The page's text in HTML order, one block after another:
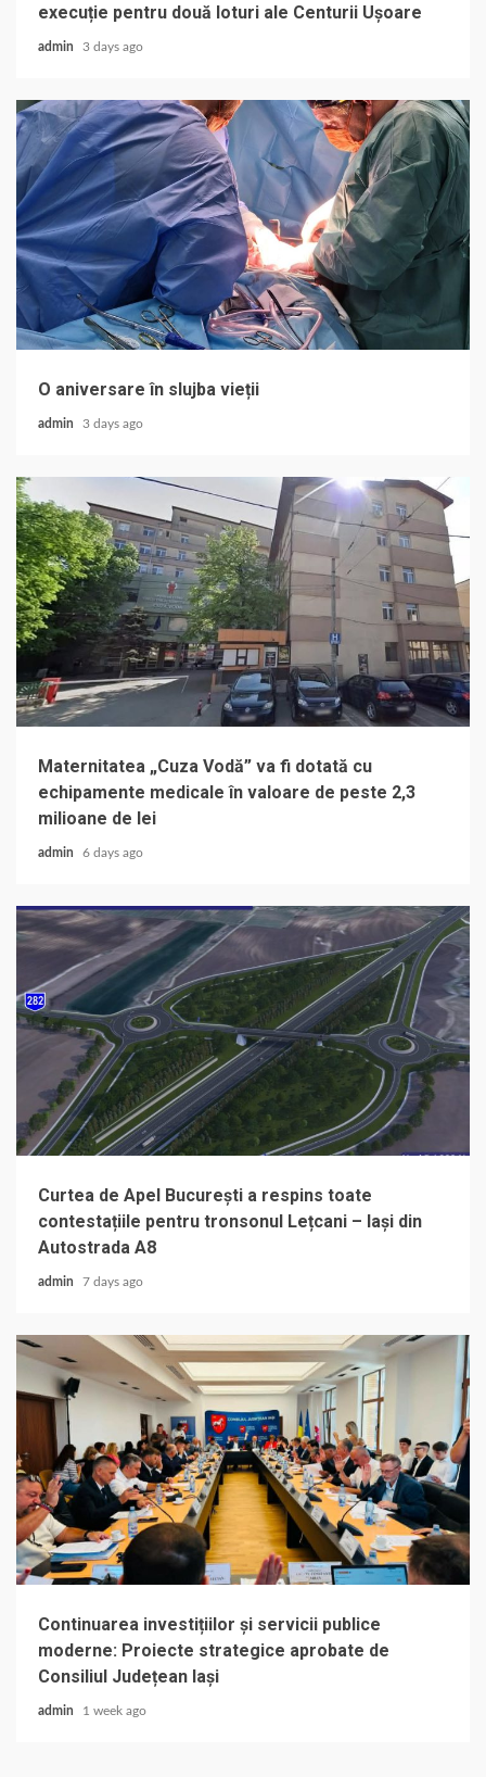
execuție pentru două loturi ale Centurii Ușoare
admin 3 days ago
O aniversare în slujba vieții
admin 3 days ago
Maternitatea „Cuza Vodă” va fi dotată cu
echipamente medicale în valoare de peste 2,3
milioane de lei
admin 6 days ago
Curtea de Apel București a respins toate
contestațiile pentru tronsonul Lețcani – Iași din
Autostrada A8
admin 7 days ago
Continuarea investițiilor și servicii publice
moderne: Proiecte strategice aprobate de
Consiliul Județean Iași
admin 1 week ago